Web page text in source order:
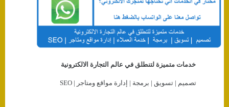
خدمات متميزة لتنطلق في عالم التجارة الالكترونية
تصميم | تسويق | برمجة | إدارة مواقع ومتاجر | SEO